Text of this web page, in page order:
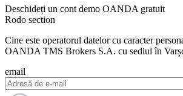
Deschideți un cont demo OANDA gratuit
Rodo section
Cine este operatorul datelor cu caracter
OANDA TMS Brokers S.A. cu sediul în
email